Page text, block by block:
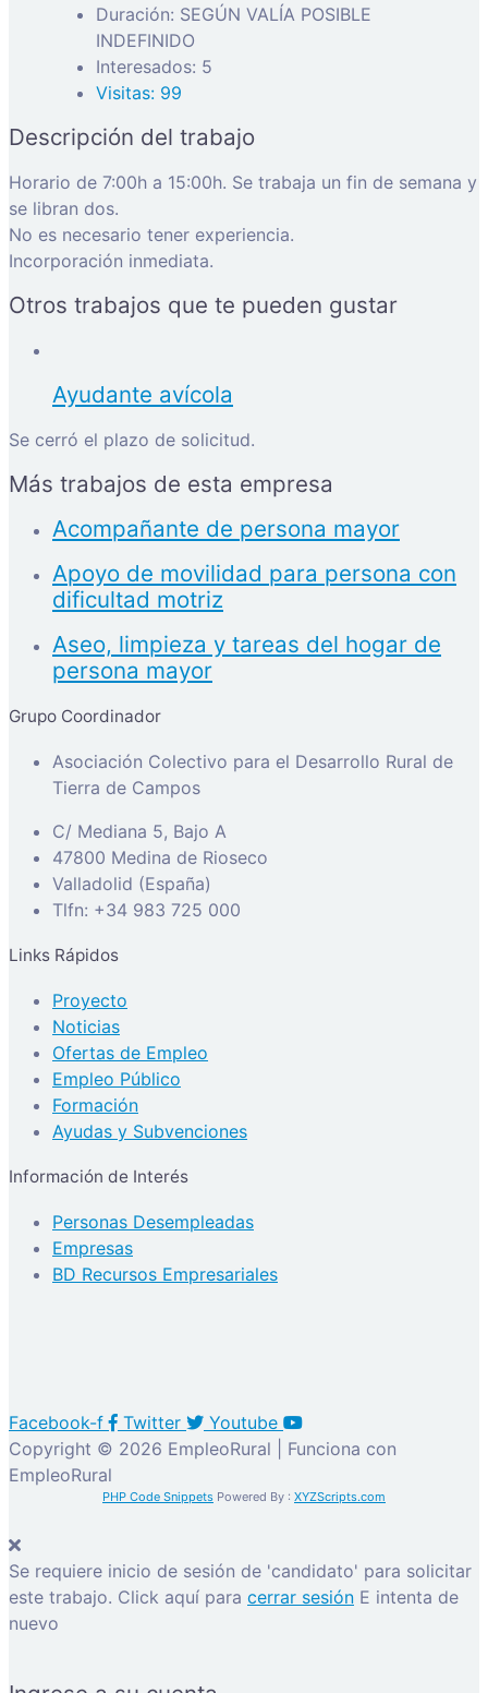
Duración: SEGÚN VALÍA POSIBLE
INDEFINIDO
Interesados: 5
Visitas: 99
Descripción del trabajo
Horario de 7:00h a 15:00h. Se trabaja un fin de semana y
se libran dos.
No es necesario tener experiencia.
Incorporación inmediata.
Otros trabajos que te pueden gustar
Ayudante avícola
Se cerró el plazo de solicitud.
Más trabajos de esta empresa
Acompañante de persona mayor
Apoyo de movilidad para persona con
dificultad motriz
Aseo, limpieza y tareas del hogar de
persona mayor
Grupo Coordinador
Asociación Colectivo para el Desarrollo Rural de
Tierra de Campos
C/ Mediana 5, Bajo A
47800 Medina de Rioseco
Valladolid (España)
Tlfn: +34 983 725 000
Links Rápidos
Proyecto
Noticias
Ofertas de Empleo
Empleo Público
Formación
Ayudas y Subvenciones
Información de Interés
Personas Desempleadas
Empresas
BD Recursos Empresariales
Facebook-f Twitter
Youtube
Copyright © 2026 EmpleoRural | Funciona con
EmpleoRural
PHP Code Snippets Powered By : XYZScripts.com
Se requiere inicio de sesión de 'candidato' para solicitar
este trabajo. Click aquí para cerrar sesión E intenta de
nuevo